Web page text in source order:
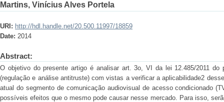
Martins, Vinícius Alves Portela
URI: http://hdl.handle.net/20.500.11997/18859
Date: 2014
Abstract:
O objetivo do presente artigo é analisar art. 3o, VI da lei 12.485/2011 do
(regulação e análise antitruste) com vistas a verificar a aplicabilidade2
atual do segmento de comunicação audiovisual de acesso condicionado
possíveis efeitos que o mesmo pode causar nesse mercado. Para isso,